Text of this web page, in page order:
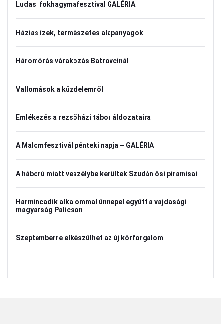
Ludasi fokhagymafesztival GALÉRIA
Házias ízek, természetes alapanyagok
Háromórás várakozás Batrovcinál
Vallomások a küzdelemről
Emlékezés a rezsőházi tábor áldozataira
A Malomfesztivál pénteki napja – GALÉRIA
A háború miatt veszélybe kerültek Szudán ősi piramisai
Harmincadik alkalommal ünnepel együtt a vajdasági
magyarság Palicson
Szeptemberre elkészülhet az új körforgalom